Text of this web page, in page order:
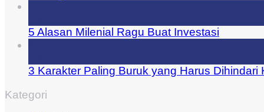
5 Alasan Milenial Ragu Buat Investasi
3 Karakter Paling Buruk yang Harus Dihindari
Kategori